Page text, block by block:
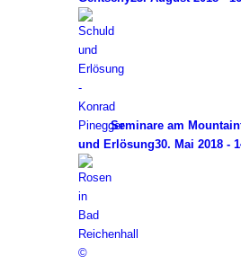
Seminare am
und Erlösung30. Mai 2018 -